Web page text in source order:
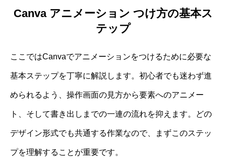
Canva アニメーション つけ方の基本ス
テップ
ここではCanvaでアニメーションをつけるために必要な
基本ステップを丁寧に解説します。初心者でも迷わず進
められるよう、操作画面の見方から要素へのアニメー
ト、そして書き出しまでの一連の流れを抑えます。どの
デザイン形式でも共通する作業なので、まずこのステッ
プを理解することが重要です。